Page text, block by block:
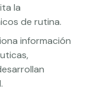
la
de rutina.
información